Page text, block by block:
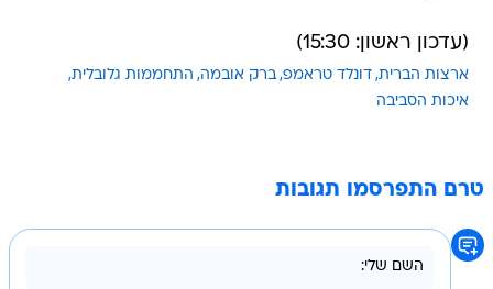
(עדכון ראשון: 15:30)
ארצות הברית דונלד טראמפ ברק אובמה התחממות גלובלית
איכות הסביבה
טרם התפרסמו תגובות